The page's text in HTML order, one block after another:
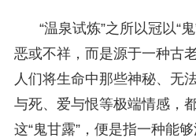
“温泉试炼”之所以冠以“
恶或不祥，而是源于一种古
人们将生命中那些神秘、无
与死、爱与恨等极端情感，都
这“鬼甘露”，便是指一种能